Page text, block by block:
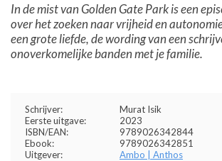
In de mist van Golden Gate Park is een
over het zoeken naar vrijheid en
een grote liefde, de wording van een
onoverkomelijke banden met je familie.
Schrijver:
Murat Isik
Eerste uitgave:
2023
ISBN/EAN:
9789026342844
Ebook:
9789026342851
Uitgever:
Ambo | Anthos